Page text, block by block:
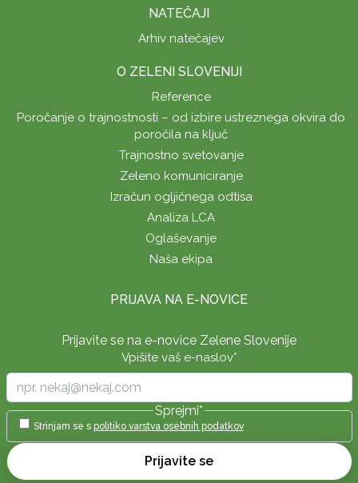
NATEČAJI
Arhiv natečajev
O ZELENI SLOVENIJI
Reference
Poročanje o trajnostnosti – od izbire ustreznega okvira do
poročila na ključ
Trajnostno svetovanje
Zeleno komuniciranje
Izračun ogljičnega odtisa
Analiza LCA
Oglaševanje
Naša ekipa
PRIJAVA NA E-NOVICE
Prijavite se na e-novice Zelene Slovenije
Vpišite vaš e-naslov*
Sprejmi*
Strinjam se s politiko varstva osebnih podatkov
Prijavite se